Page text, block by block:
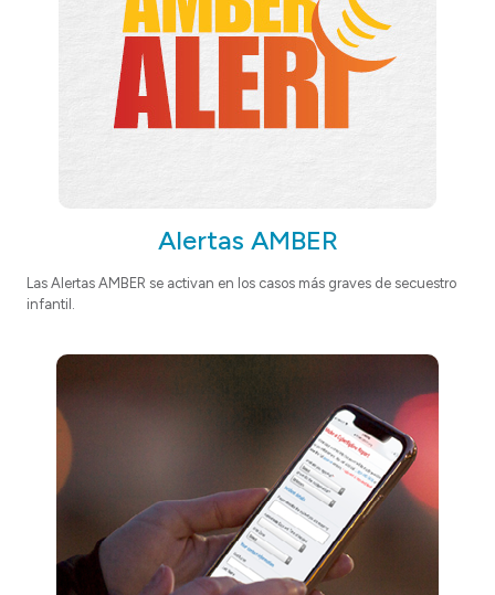
Alertas AMBER
Las Alertas AMBER se activan en los casos más graves de secuestro
infantil.